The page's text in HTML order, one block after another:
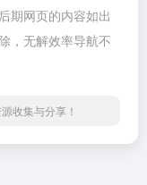
期网页的内容如出
，无解效率导航不
收集与分享！